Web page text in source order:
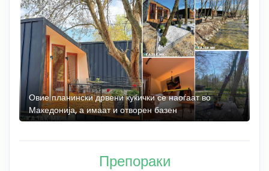
Овие планински дрвени куќички се наоѓаат во
Македонија, а имаат и отворен базен
Препораки